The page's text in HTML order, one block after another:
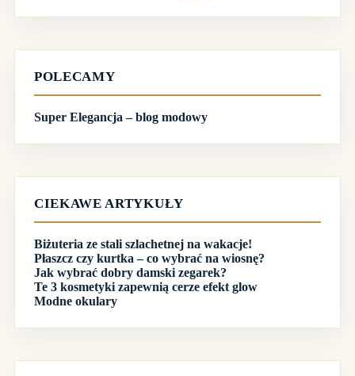
wyników
POLECAMY
Super Elegancja – blog modowy
CIEKAWE ARTYKUŁY
Biżuteria ze stali szlachetnej na wakacje!
Płaszcz czy kurtka – co wybrać na wiosnę?
Jak wybrać dobry damski zegarek?
Te 3 kosmetyki zapewnią cerze efekt glow
Modne okulary